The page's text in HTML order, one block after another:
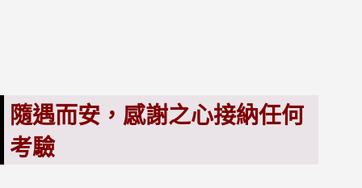
隨遇而安，感謝之心接納任何
考驗